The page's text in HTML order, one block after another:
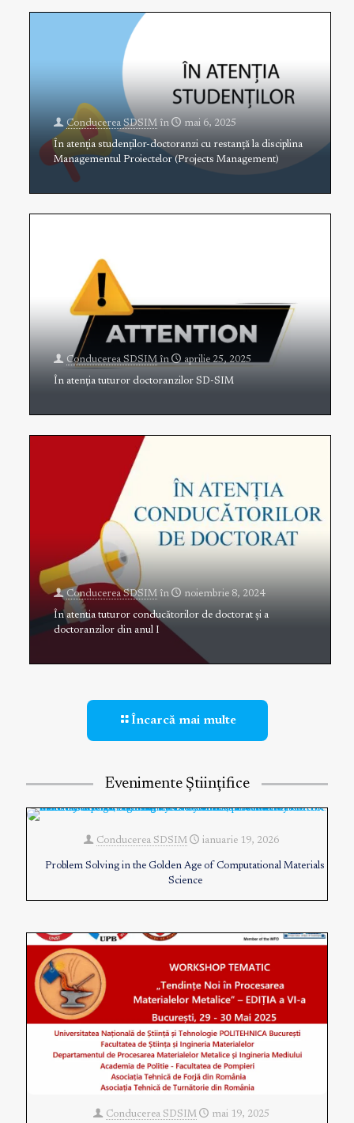
Conducerea SDSIM în mai 6, 2025
În atenția studenților-doctoranzi cu restanță la disciplina
Managementul Proiectelor (Projects Management)
Conducerea SDSIM în aprilie 25, 2025
În atenția tuturor doctoranzilor SD-SIM
Conducerea SDSIM în noiembrie 8, 2024
În atentia tuturor conducătorilor de doctorat și a
doctoranzilor din anul I
Încarcă mai multe
Evenimente Științifice
Conducerea SDSIM ianuarie 19, 2026
Problem Solving in the Golden Age of Computational Materials
Science
Conducerea SDSIM mai 19, 2025